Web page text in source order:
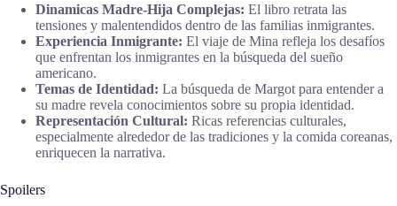
Dinamicas Madre-Hija Complejas: El libro retrata las
tensiones y malentendidos dentro de las familias inmigrantes.
Experiencia Inmigrante: El viaje de Mina refleja los desafíos
que enfrentan los inmigrantes en la búsqueda del sueño
americano.
Temas de Identidad: La búsqueda de Margot para entender a
su madre revela conocimientos sobre su propia identidad.
Representación Cultural: Ricas referencias culturales,
especialmente alrededor de las tradiciones y la comida coreanas,
enriquecen la narrativa.
Spoilers